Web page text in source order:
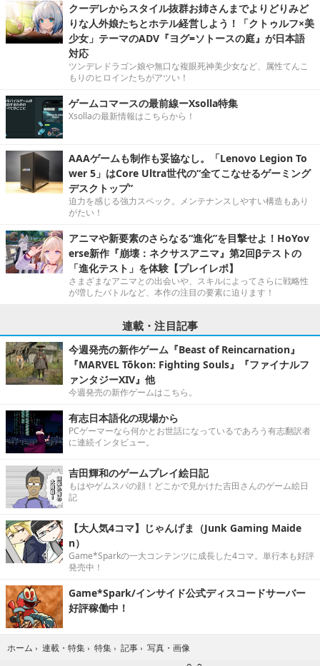
クーデレからスタイル抜群お姉さんまでよりどりみど
りな人外娘たちとホテル経営しよう！「クトゥルフ×美
少女」テーマのADV『ヨグ=ソトースの庭』が日本語
対応
ツンデレドラゴン娘や無口な複眼死神美少女など、属性てんこ
もりのヒロインたちがアツい！
ゲームコマースの最前線ーXsolla特集
Xsollaの最新情報はこちらから！
AAAゲームも制作も妥協なし。「Lenovo Legion To
wer 5」はCore Ultra世代の“全てこなせるゲーミング
デスクトップ”
迫力を感じる強力スペック。メンテナンスしやすい構造もあり
がたい！
アニマや新要素のさらなる“進化”を目撃せよ！HoYov
erse新作『崩壊：ネクサスアニマ』第2回βテストの
「進化テスト」を体験【プレイレポ】
さまざまなアニマとの出会いや、スキルによってさらに戦略性
が増したバトルなど、本作の注目の要素に迫ります！
連載・注目記事
今週発売の新作ゲーム『Beast of Reincarnation』
『MARVEL Tōkon: Fighting Souls』『ファイナルフ
ァンタジーXIV』他
今週発売の新作ゲームはこちら。
有志日本語化の現場から
PCゲーマーなら何かとお世話になっているであろう有志翻訳者
に連続インタビュー。
吉田輝和のゲームプレイ絵日記
もはやゲムスパの顔！どこかで見かけた吉田さんのゲーム絵日
記
【大人気4コマ】じゃんげま（Junk Gaming Maide
n）
Game*Sparkの一大コンテンツに成長した4コマ。単行本も好評
発売中！
Game*Spark/インサイド公式ディスコードサーバー
好評稼働中！
ホーム › 連載・特集 › 特集 › 記事 › 写真・画像